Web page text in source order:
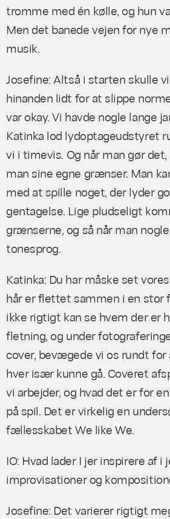
tromme med én kølle, og hun
Men det banede vejen for nye
musik.
Josefine: Altså i starten skulle
hinanden lidt for at slippe
var okay. Vi havde nogle lange
Katinka lod lydoptageudstyret
vi i timevis. Og når man gør
man sine egne grænser. Man
med at spille noget, der lyder
gentagelse. Lige pludseligt
grænserne, og så når man
tonesprog.
Katinka: Du har måske set
hår er flettet sammen i en stor
ikke rigtigt kan se hvem der er
fletning, og under
cover, bevægede vi os rundt for
hver især kunne gå. Coveret
vi arbejder, og hvad det er for
på spil. Det er virkelig en
fællesskabet We like We.
IO: Hvad lader I jer inspirere af i
improvisationer og
Josefine: Det varierer rigtigt